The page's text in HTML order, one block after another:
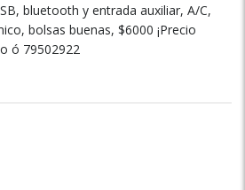
bluetooth y entrada auxiliar, A/C,
bolsas buenas, $6000 ¡Precio
ó 79502922